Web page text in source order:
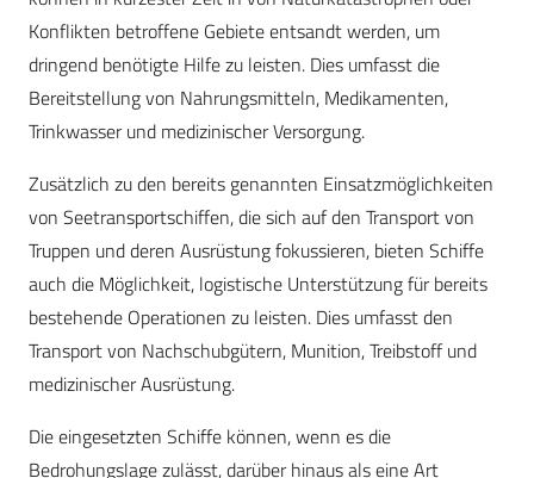
Konflikten betroffene Gebiete entsandt werden, um
dringend benötigte Hilfe zu leisten. Dies umfasst die
Bereitstellung von Nahrungsmitteln, Medikamenten,
Trinkwasser und medizinischer Versorgung.
Zusätzlich zu den bereits genannten Einsatzmöglichkeiten
von Seetransportschiffen, die sich auf den Transport von
Truppen und deren Ausrüstung fokussieren, bieten Schiffe
auch die Möglichkeit, logistische Unterstützung für bereits
bestehende Operationen zu leisten. Dies umfasst den
Transport von Nachschubgütern, Munition, Treibstoff und
medizinischer Ausrüstung.
Die eingesetzten Schiffe können, wenn es die
Bedrohungslage zulässt, darüber hinaus als eine Art